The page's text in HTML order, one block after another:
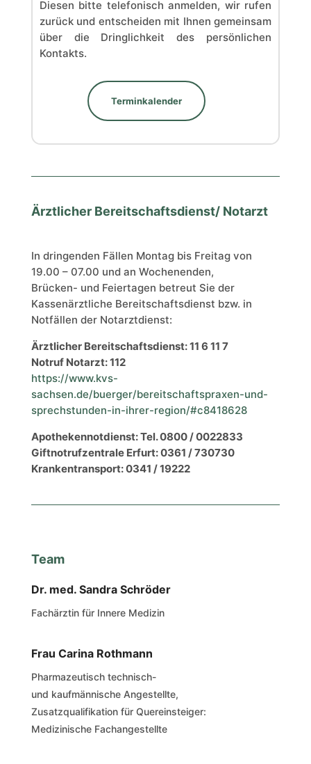
Diesen bitte telefonisch anmelden, wir rufen
zurück und entscheiden mit Ihnen gemeinsam
über die Dringlichkeit des persönlichen
Kontakts.
Terminkalender
Ärztlicher Bereitschaftsdienst/ Notarzt
In dringenden Fällen Montag bis Freitag von
19.00 – 07.00 und an Wochenenden,
Brücken- und Feiertagen betreut Sie der
Kassenärztliche Bereitschaftsdienst bzw. in
Notfällen der Notarztdienst:
Ärztlicher Bereitschaftsdienst: 11 6 11 7
Notruf Notarzt: 112
https://www.kvs-
sachsen.de/buerger/bereitschaftspraxen-und-
sprechstunden-in-ihrer-region/#c8418628
Apothekennotdienst: Tel. 0800 / 0022833
Giftnotrufzentrale Erfurt: 0361 / 730730
Krankentransport: 0341 / 19222
Team
Dr. med. Sandra Schröder
Fachärztin für Innere Medizin
Frau Carina Rothmann
Pharmazeutisch technisch-
und kaufmännische Angestellte,
Zusatzqualifikation für Quereinsteiger:
Medizinische Fachangestellte